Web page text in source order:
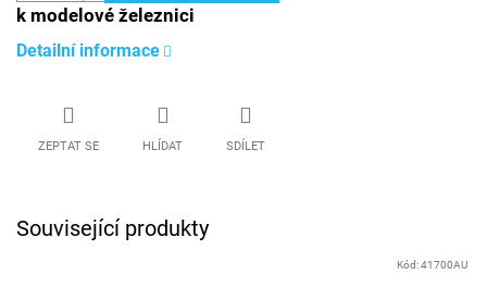
k modelové železnici
Detailní informace
ZEPTAT SE HLÍDAT SDÍLET
Související produkty
Kód:41700AU